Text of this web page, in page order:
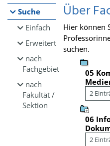
Suche
Einfach
Erweitert
nach
Fachgebiet
nach
Fakultät /
Sektion
Über
Hier können
suchen.
05
2
06
2